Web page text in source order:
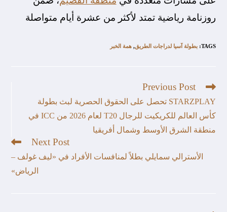
روزنامة رياضية تمتد لأكثر من عشرة أيام متواصلة
TAGS
:بطولة آسيا لدراجات الطريق, همة الخبر
Previous Post
STARZPLAY تحصل على الحقوق الحصرية لبث بطولة
كأس العالم للكريكيت للرجال T20 لعام 2026 من ICC في
منطقة الشرق الأوسط وشمال أفريقيا
Next Post
الأسترالي سمايلي بطلاً لمنافسات الأفراد في «ليف غولف –
الرياض»